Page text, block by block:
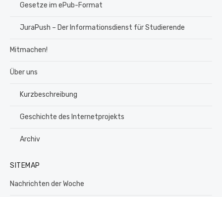
Gesetze im ePub-Format
JuraPush – Der Informationsdienst für Studierende
Mitmachen!
Über uns
Kurzbeschreibung
Geschichte des Internetprojekts
Archiv
SITEMAP
Nachrichten der Woche